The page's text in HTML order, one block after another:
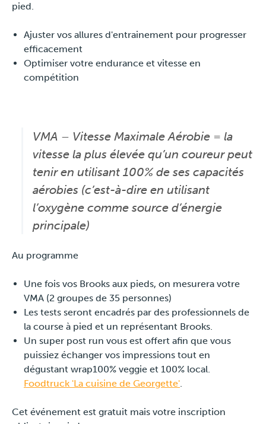
Tests Produits
TraKKs Team
pied.
Ajuster vos allures d'entrainement pour progresser
efficacement
Optimiser votre endurance et vitesse en
compétition
VMA – Vitesse Maximale Aérobie = la
vitesse la plus élevée qu’un coureur peut
tenir en utilisant 100% de ses capacités
aérobies (c’est-à-dire en utilisant
l’oxygène comme source d’énergie
principale)
Au programme
Une fois vos Brooks aux pieds, on mesurera votre
VMA (2 groupes de 35 personnes)
Les tests seront encadrés par des professionnels de
la course à pied et un représentant Brooks.
Un super post run vous est offert afin que vous
puissiez échanger vos impressions tout en
dégustant wrap100% veggie et 100% local.
Foodtruck 'La cuisine de Georgette'
Cet événement est gratuit mais votre inscription